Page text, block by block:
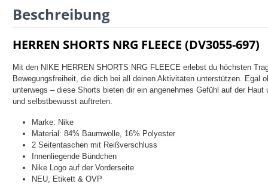
Beschreibung
HERREN SHORTS NRG FLEECE (DV3055-697)
Mit den NIKE HERREN SHORTS NRG FLEECE erlebst du höchsten
Bewegungsfreiheit, die dich bei all deinen Aktivitäten unterstützen. Egal
unterwegs – diese Shorts bieten dir ein angenehmes Gefühl auf der
und selbstbewusst auftreten.
Marke: Nike
Material: 84% Baumwolle, 16% Polyester
2 Seitentaschen mit Reißverschluss
Innenliegende Bündchen
Nike Logo auf der Vorderseite
NEU, Etikett & OVP